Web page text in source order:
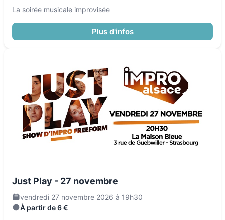
La soirée musicale improvisée
Plus d'infos
Just Play - 27 novembre
vendredi 27 novembre 2026 à 19h30
À partir de 6 €